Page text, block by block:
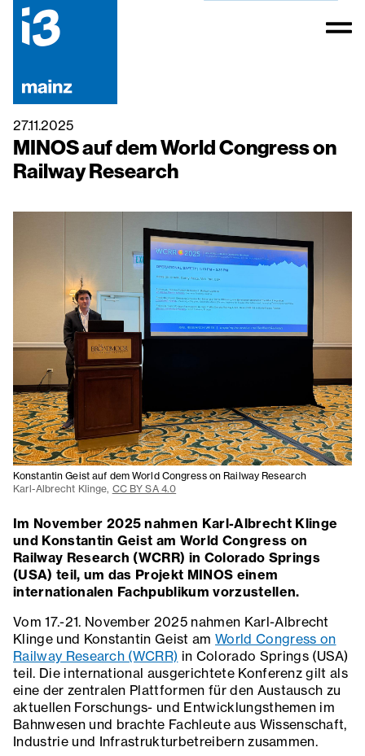
27.11.2025
MINOS auf dem World Congress on
Railway Research
Konstantin Geist auf dem World Congress on Railway Research
Karl-Albrecht Klinge, CC BY SA 4.0
Im November 2025 nahmen Karl-Albrecht Klinge
und Konstantin Geist am World Congress on
Railway Research (WCRR) in Colorado Springs
(USA) teil, um das Projekt MINOS einem
internationalen Fachpublikum vorzustellen.
Vom 17.-21. November 2025 nahmen Karl-Albrecht
Klinge und Konstantin Geist amWorld Congress on
Railway Research (WCRR) in Colorado Springs (USA)
teil. Die international ausgerichtete Konferenz gilt als
eine der zentralen Plattformen für den Austausch zu
aktuellen Forschungs- und Entwicklungsthemen im
Bahnwesen und brachte Fachleute aus Wissenschaft,
Industrie und Infrastrukturbetreibern zusammen.